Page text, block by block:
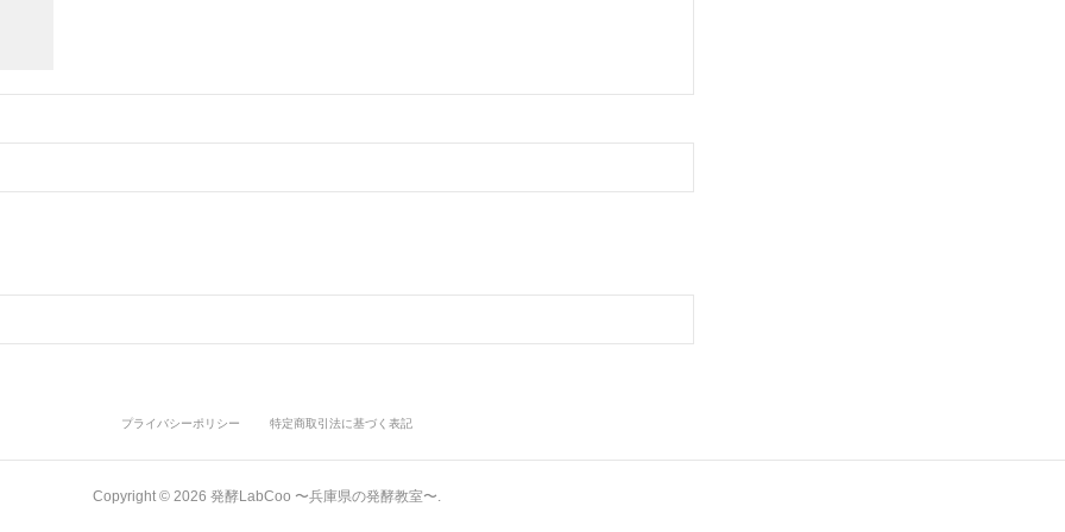
プライバシーポリシー 特定商取引法に基づく表記
Copyright © 2026 発酵LabCoo 〜兵庫県の発酵教室〜.